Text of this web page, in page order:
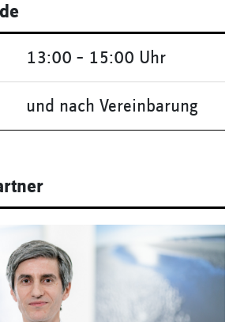
13:00 – 15:00 Uhr
und nach Vereinbarung